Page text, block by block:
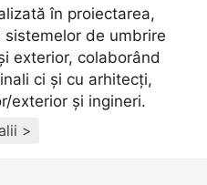
în proiectarea,
de umbrire
exterior, colaborând
ci și cu arhitecţi,
exterior și ingineri.
>